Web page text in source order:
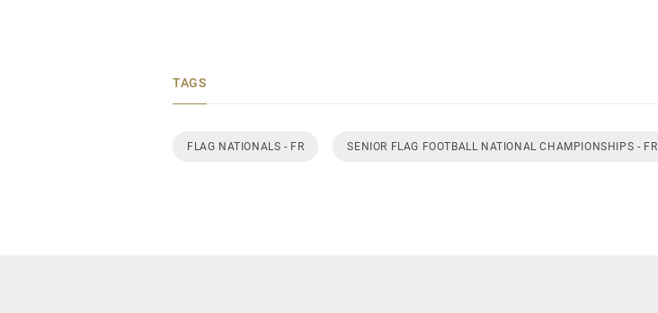
TAGS
FLAG NATIONALS - FR SENIOR FLAG FOOTBALL NATIONAL CHAMPIONSHIPS - FR